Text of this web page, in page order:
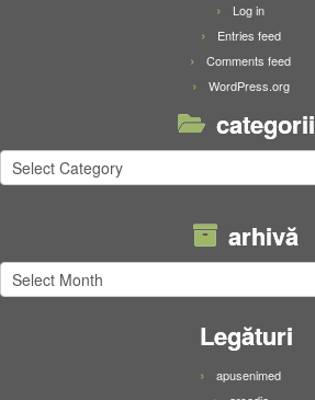
Log in
Entries feed
Comments feed
WordPress.org
categorii
categorii
arhivă
arhivă
Legături
apusenimed